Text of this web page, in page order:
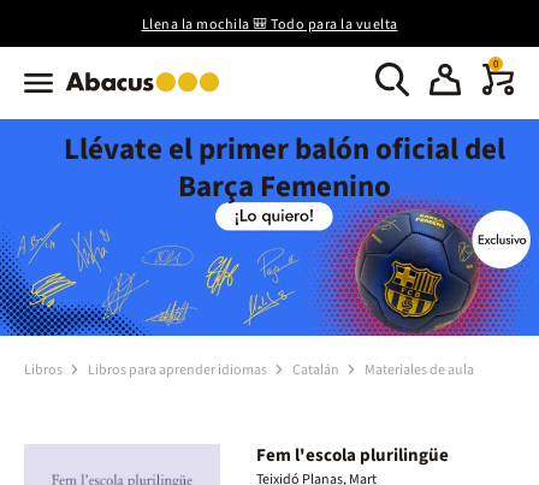
Llena la mochila 🎒 Todo para la vuelta
0
Llévate el primer balón oficial del
Barça Femenino
Libros Libros para aprender idiomas Catalán Materiales de aula
Fem l'escola plurilingüe
Teixidó Planas, Mart